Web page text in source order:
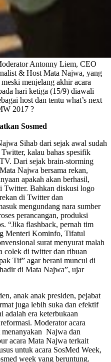
Antonny Liem, CEO
& Host Mata Najwa, yang
menjelang akhir acara
hari ketiga (15/9) diawali
host dan tentu what’s next
2017 ?
Sosmed
Sihab dari sejak awal sudah
kalau bahas spesifik
Dari sejak brain-storming
Najwa bersama rekan,
apakah akan berhasil,
Twitter. Bahkan diskusi logo
di Twitter dan
mengundang nara sumber
perancangan, produksi
“Jika flashback, pernah tim
Menteri Kominfo, Tifatul
surat menyurat malah
colek di twitter dan ribuan
Tif” agar berani muncul di
di Mata Najwa”, ujar
anak anak presiden, pejabat
juga lebih suka dan efektif
adalah era keterbukaan
Moderator acara
Najwa dan
acara Mata Najwa terkait
untuk acara SosMed Week,
week yang beruntung.